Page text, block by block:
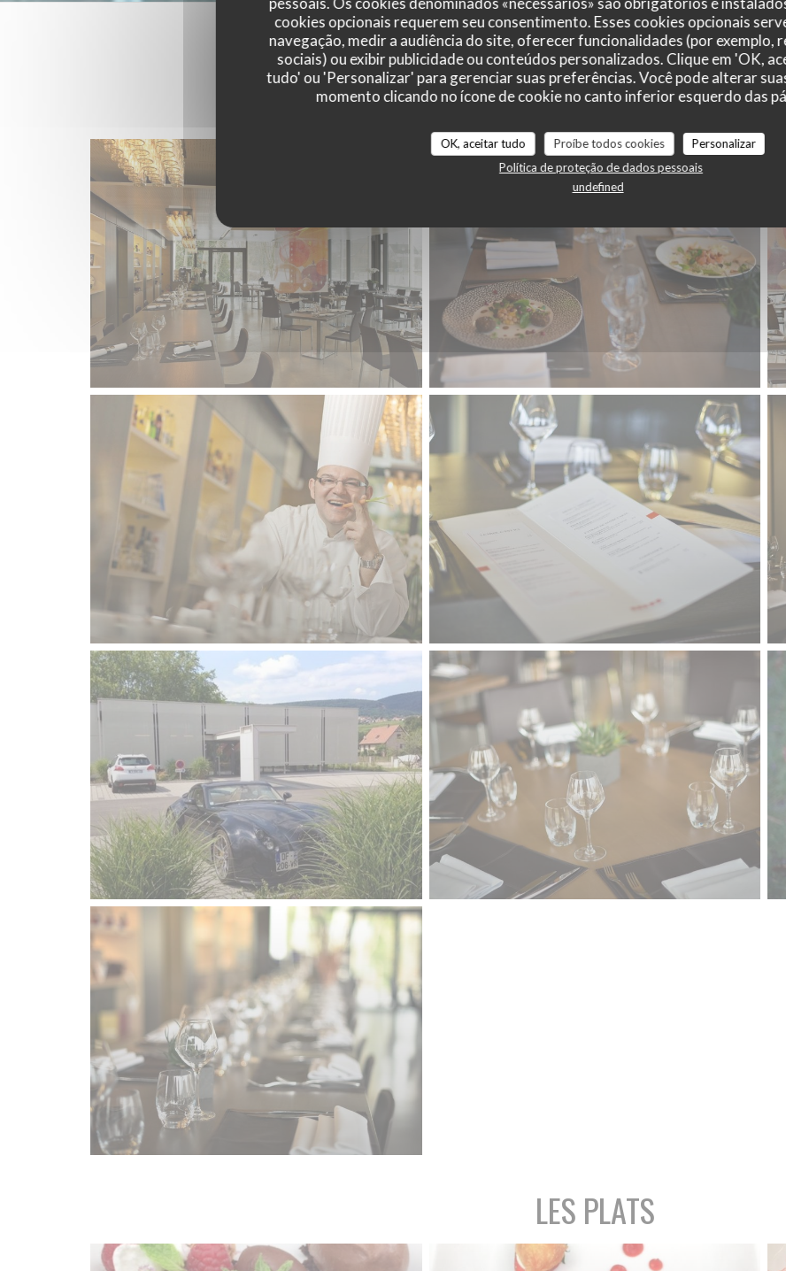
cookies opcionais requerem seu consentimento. Esses cookies opcionais
navegação, medir a audiência do site, oferecer funcionalidades (por exemplo,
sociais) ou exibir publicidade ou conteúdos personalizados. Clique em 'OK,
tudo' ou 'Personalizar' para gerenciar suas preferências. Você pode alterar
momento clicando no ícone de cookie no canto inferior esquerdo das
OK, aceitar tudo Proíbe todos cookies
Personalizar
Política de proteção de dados pessoais
undefined
RESTAURANT
LES PLATS